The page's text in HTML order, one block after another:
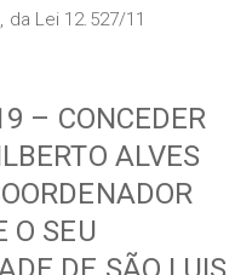
da Lei 12.527/11
– CONCEDER
ALVES
O SEU